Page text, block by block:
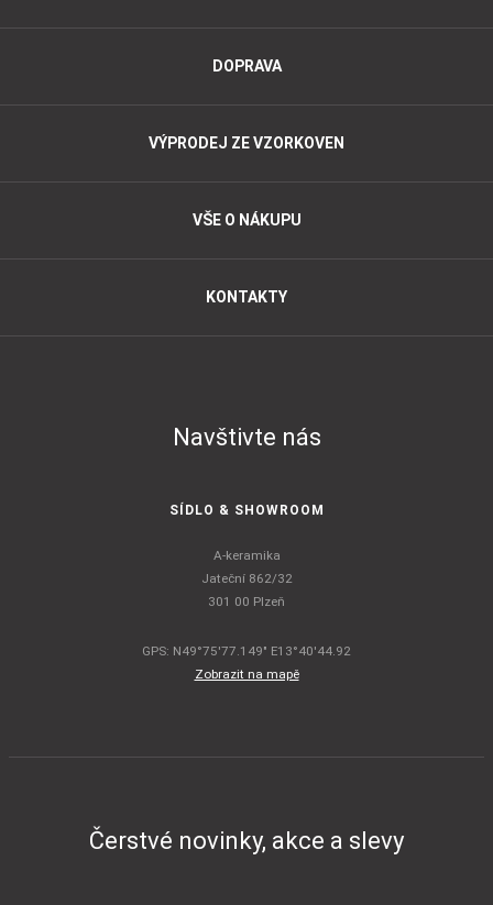
DOPRAVA
VÝPRODEJ ZE VZORKOVEN
VŠE O NÁKUPU
KONTAKTY
Navštivte nás
SÍDLO & SHOWROOM
A-keramika
Jateční 862/32
301 00 Plzeň
GPS: N49°75'77.149" E13°40'44.92
Zobrazit na mapě
Čerstvé novinky, akce a slevy